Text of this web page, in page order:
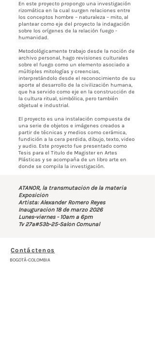
En este proyecto propongo una investigación
rizomática en la cual surgen relaciones entre
los conceptos hombre – naturaleza – mito, al
plantear como eje del proyecto la indagación
sobre los orígenes de la relación fuego -
humanidad.
Metodológicamente trabajo desde la noción de
archivo personal, hago revisiones culturales
sobre el fuego como un elemento asociado a
múltiples mitologías y creencias,
interpretándolo desde el reconocimiento de su
aporte al desarrollo de la civilización humana,
que ha servido como eje en la construcción de
la cultura ritual, simbólica, pero también
objetual e industrial.
El proyecto es una instalación compuesta de
una serie de objetos e imágenes creados a
partir de técnicas y medios como cerámica,
fundición a la cera perdida, dibujo, texto, video
y audio. Este proyecto fue presentado como
Tesis para el Titulo de Magister en Artes
Plásticas y se acompaña de un libro arte en
donde se compila la investigación.
ATANOR, la transmutación de la materia
Exposición
Artista: Alexander Romero Reyes
Inauguración 18 de marzo 2026
Lunes-viernes - 10am a 6pm
Tv 27a#53b-25-Salón Comunal
Contáctenos
BOGOTÁ-COLOMBIA